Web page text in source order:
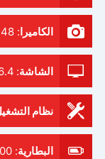
الكاميرا : 48 + 8 + 5 ميجا بيكسل
الشاشة:
6.4
نظام
البطارية:
4000